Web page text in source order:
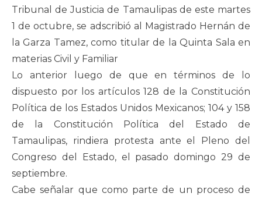
Tribunal de Justicia de Tamaulipas de este martes
1 de octubre, se adscribió al Magistrado Hernán de
la Garza Tamez, como titular de la Quinta Sala en
materias Civil y Familiar
Lo anterior luego de que en términos de lo
dispuesto por los artículos 128 de la Constitución
Política de los Estados Unidos Mexicanos; 104 y 158
de la Constitución Política del Estado de
Tamaulipas, rindiera protesta ante el Pleno del
Congreso del Estado, el pasado domingo 29 de
septiembre.
Cabe señalar que como parte de un proceso de